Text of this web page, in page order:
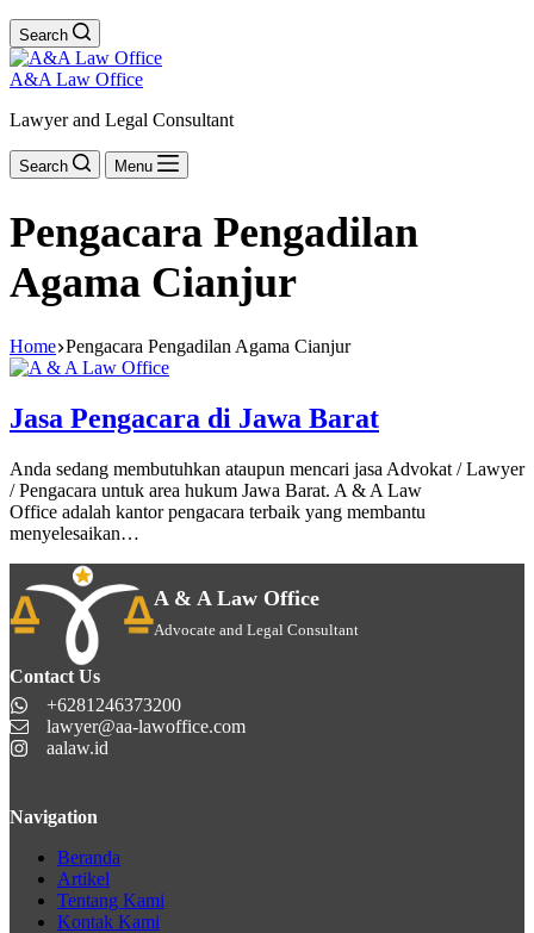
Search
A&A Law Office
Lawyer and Legal Consultant
Search Menu
Pengacara Pengadilan
Agama Cianjur
Home Pengacara Pengadilan Agama Cianjur
Jasa Pengacara di Jawa Barat
Anda sedang membutuhkan ataupun mencari jasa Advokat / Lawyer
/ Pengacara untuk area hukum Jawa Barat. A & A Law
Office adalah kantor pengacara terbaik yang membantu
menyelesaikan…
A & A Law Office
Advocate and Legal Consultant
Contact Us
+6281246373200
lawyer@aa-lawoffice.com
aalaw.id
Navigation
Beranda
Artikel
Tentang Kami
Kontak Kami